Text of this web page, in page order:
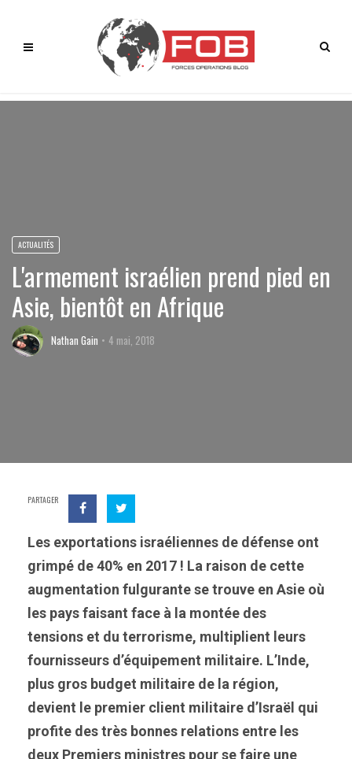
ACTUALITÉS
L'armement israélien prend pied en
Asie, bientôt en Afrique
Nathan Gain 4 mai, 2018
PARTAGER
Les exportations israéliennes de défense ont
grimpé de 40% en 2017 ! La raison de cette
augmentation fulgurante se trouve en Asie où
les pays faisant face à la montée des
tensions et du terrorisme, multiplient leurs
fournisseurs d’équipement militaire. L’Inde,
plus gros budget militaire de la région,
devient le premier client militaire d’Israël qui
profite des très bonnes relations entre les
deux Premiers ministres pour se faire une